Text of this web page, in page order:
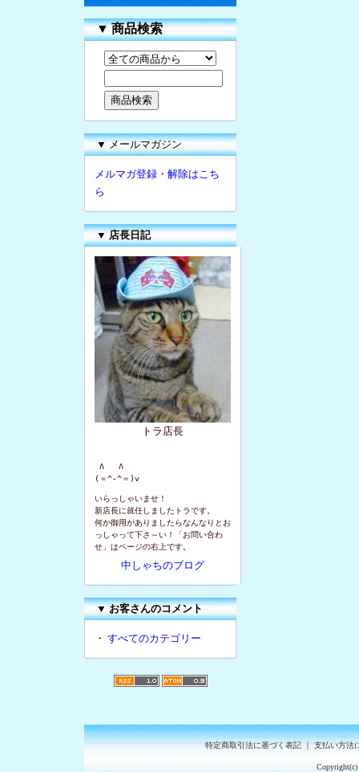
▼商品検索
▼ メールマガジン
メルマガ登録・解除はこち
ら
▼ 店長日記
トラ店長
Λ   Λ
(＝^-^＝)v
いらっしゃいませ！
新店長に就任しましたトラです。
何か御用がありましたらなんなりとお
っしゃって下さ～い！「お問い合わ
せ」はページの右上です。
中しゃちのブログ
▼お客さんのコメント
・ すべてのカテゴリー
特定商取引法に基づく表記｜支払い方法